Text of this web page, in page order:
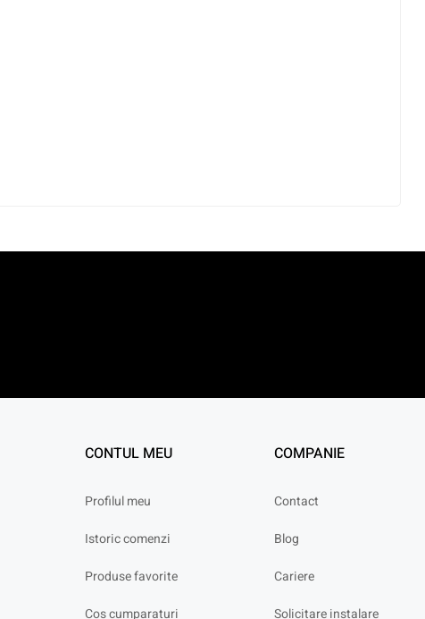
CONTUL MEU
Profilul meu
Istoric comenzi
Produse favorite
Cos cumparaturi
COMPANIE
Contact
Blog
Cariere
Solicitare instalare